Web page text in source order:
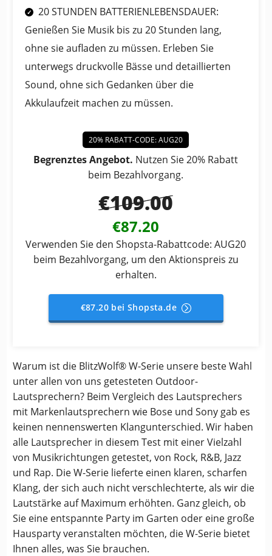
20 STUNDEN BATTERIENLEBENSDAUER:
Genießen Sie Musik bis zu 20 Stunden lang,
ohne sie aufladen zu müssen. Erleben Sie
unterwegs druckvolle Bässe und detaillierten
Sound, ohne sich Gedanken über die
Akkulaufzeit machen zu müssen.
20% RABATT-CODE: AUG20
Begrenztes Angebot. Nutzen Sie 20% Rabatt
beim Bezahlvorgang.
€109.00
€87.20
Verwenden Sie den Shopsta-Rabattcode: AUG20
beim Bezahlvorgang, um den Aktionspreis zu
erhalten.
€87.20 bei Shopsta.de
Warum ist die BlitzWolf® W-Serie unsere beste Wahl
unter allen von uns getesteten Outdoor-
Lautsprechern? Beim Vergleich des Lautsprechers
mit Markenlautsprechern wie Bose und Sony gab es
keinen nennenswerten Klangunterschied. Wir haben
alle Lautsprecher in diesem Test mit einer Vielzahl
von Musikrichtungen getestet, von Rock, R&B, Jazz
und Rap. Die W-Serie lieferte einen klaren, scharfen
Klang, der sich auch nicht verschlechterte, als wir die
Lautstärke auf Maximum erhöhten. Ganz gleich, ob
Sie eine entspannte Party im Garten oder eine große
Hausparty veranstalten möchten, die W-Serie bietet
Ihnen alles, was Sie brauchen.